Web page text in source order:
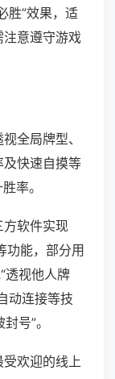
胜”效果，适
意遵守游戏
全局牌型、
快速自摸等
率。
方软件实现
功能，部分用
透视他人牌
动连接等技
号”。
欢迎的线上